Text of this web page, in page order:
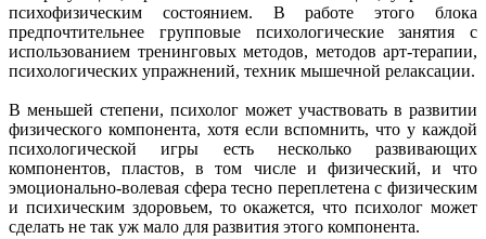
психофизическим состоянием. В работе этого блока
предпочтительнее групповые психологические занятия с
использованием тренинговых методов, методов арт-терапии,
психологических упражнений, техник мышечной релаксации.
В меньшей степени, психолог может участвовать в развитии
физического компонента, хотя если вспомнить, что у каждой
психологической игры есть несколько развивающих
компонентов, пластов, в том числе и физический, и что
эмоционально-волевая сфера тесно переплетена с физическим
и психическим здоровьем, то окажется, что психолог может
сделать не так уж мало для развития этого компонента.